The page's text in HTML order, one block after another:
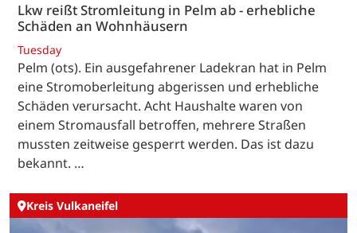
Lkw reißt Stromleitung in Pelm ab - erhebliche
Schäden an Wohnhäusern
Tuesday
Pelm (ots). Ein ausgefahrener Ladekran hat in Pelm
eine Stromoberleitung abgerissen und erhebliche
Schäden verursacht. Acht Haushalte waren von
einem Stromausfall betroffen, mehrere Straßen
mussten zeitweise gesperrt werden. Das ist dazu
bekannt. …
Kreis Vulkaneifel